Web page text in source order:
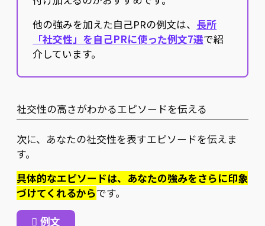
他の強みを加えた自己PRの例文は、 長所
「社交性」を自己PRに使った例文7選で紹
介しています。
社交性の高さがわかるエピソードを伝える
次に、あなたの社交性を表すエピソードを伝えま
す。
具体的なエピソードは、あなたの強みをさらに印象
づけてくれるからです。
例文